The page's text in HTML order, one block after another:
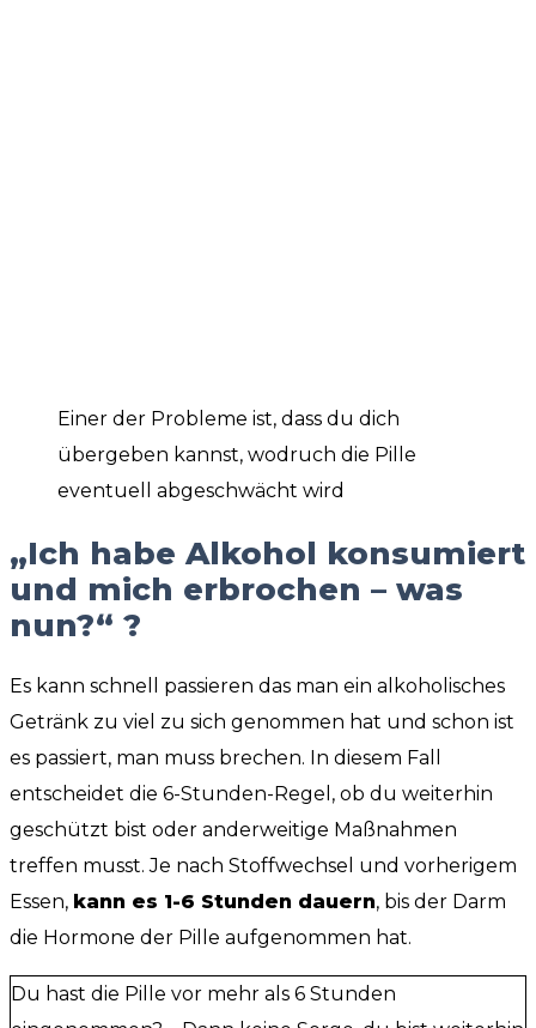
Einer der Probleme ist, dass du dich
übergeben kannst, wodruch die Pille
eventuell abgeschwächt wird
„Ich habe Alkohol konsumiert
und mich erbrochen – was
nun?“ ?
Es kann schnell passieren das man ein alkoholisches
Getränk zu viel zu sich genommen hat und schon ist
es passiert, man muss brechen. In diesem Fall
entscheidet die 6-Stunden-Regel, ob du weiterhin
geschützt bist oder anderweitige Maßnahmen
treffen musst. Je nach Stoffwechsel und vorherigem
Essen, kann es 1-6 Stunden dauern, bis der Darm
die Hormone der Pille aufgenommen hat.
Du hast die Pille vor mehr als 6 Stunden